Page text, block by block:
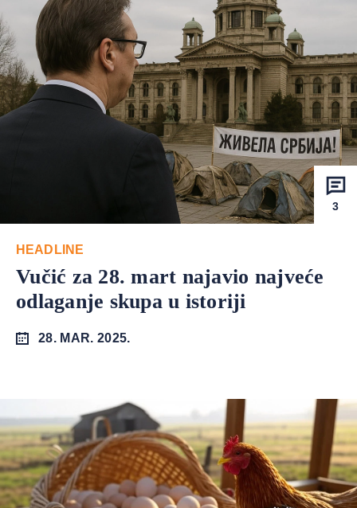
3
HEADLINE
Vučić za 28. mart najavio najveće
odlaganje skupa u istoriji
28. MAR. 2025.